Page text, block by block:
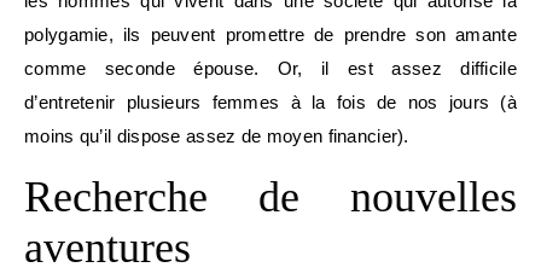
polygamie, ils peuvent promettre de prendre son amante
comme seconde épouse. Or, il est assez difficile
d’entretenir plusieurs femmes à la fois de nos jours (à
moins qu’il dispose assez de moyen financier).
Recherche de nouvelles
aventures